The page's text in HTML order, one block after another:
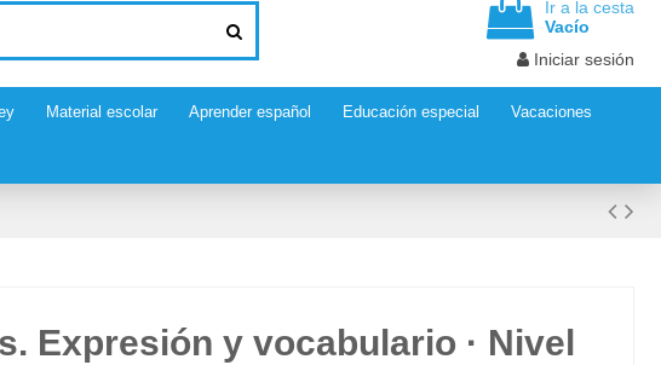
Ir a la cesta
Vacío
Iniciar sesión
Material escolar Aprender español Educación especial Vacaciones
Expresión y vocabulario · Nivel